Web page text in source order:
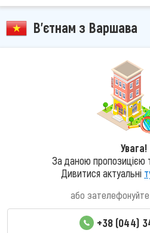
ідеальне місце для відпочинку та
В'єтнам з Варшава
Увага!
За даною пропозицією
Дивитися актуальні
або
+38 (044)